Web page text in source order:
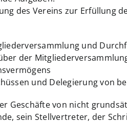
des Vereins zur Erfüllung
und
der
und Delegierung von
Geschäfte von nicht
sein Stellvertreter, der